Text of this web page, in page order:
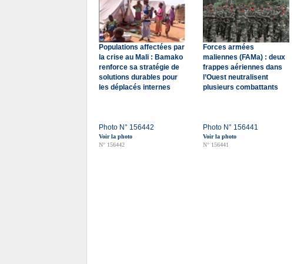
Populations affectées par
la crise au Mali : Bamako
renforce sa stratégie de
solutions durables pour
les déplacés internes
Photo N° 156442
Voir la photo
N° 156442
Forces armées
maliennes (FAMa) : deux
frappes aériennes dans
l’Ouest neutralisent
plusieurs combattants
Photo N° 156441
Voir la photo
N° 156441